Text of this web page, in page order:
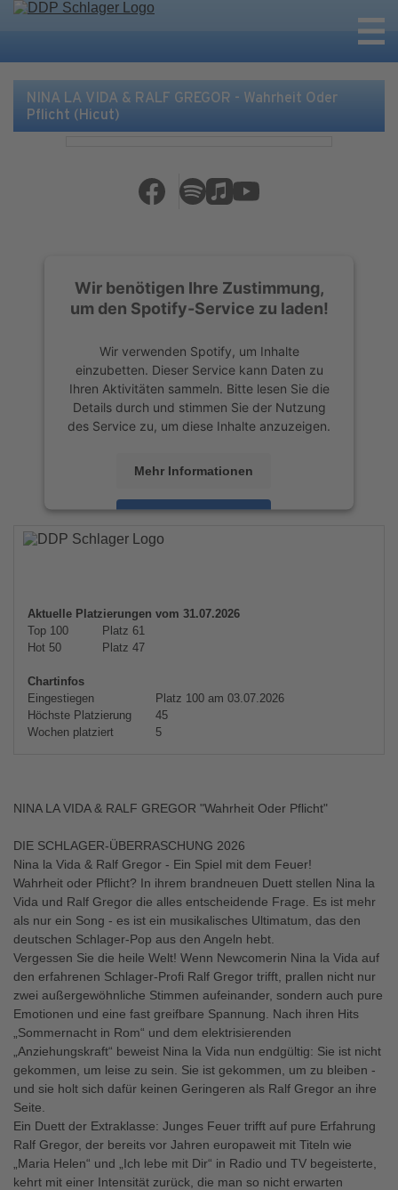
NINA LA VIDA & RALF GREGOR - Wahrheit Oder
Pflicht (Hicut)
Wir benötigen Ihre Zustimmung,
um den Spotify-Service zu laden!
Wir verwenden Spotify, um Inhalte
einzubetten. Dieser Service kann Daten zu
Ihren Aktivitäten sammeln. Bitte lesen Sie die
Details durch und stimmen Sie der Nutzung
des Service zu, um diese Inhalte anzuzeigen.
Mehr Informationen
Akzeptieren
powered by
Aktuelle Platzierungen vom 31.07.2026
Top 100
Platz 61
Hot 50
Platz 47
Chartinfos
Eingestiegen
Platz 100 am 03.07.2026
Höchste Platzierung
45
Wochen platziert
5
NINA LA VIDA & RALF GREGOR "Wahrheit Oder Pflicht"
DIE SCHLAGER-ÜBERRASCHUNG 2026
Nina la Vida & Ralf Gregor - Ein Spiel mit dem Feuer!
Wahrheit oder Pflicht? In ihrem brandneuen Duett stellen Nina la
Vida und Ralf Gregor die alles entscheidende Frage. Es ist mehr
als nur ein Song - es ist ein musikalisches Ultimatum, das den
deutschen Schlager-Pop aus den Angeln hebt.
Vergessen Sie die heile Welt! Wenn Newcomerin Nina la Vida auf
den erfahrenen Schlager-Profi Ralf Gregor trifft, prallen nicht nur
zwei außergewöhnliche Stimmen aufeinander, sondern auch pure
Emotionen und eine fast greifbare Spannung. Nach ihren Hits
„Sommernacht in Rom“ und dem elektrisierenden
„Anziehungskraft“ beweist Nina la Vida nun endgültig: Sie ist nicht
gekommen, um leise zu sein. Sie ist gekommen, um zu bleiben -
und sie holt sich dafür keinen Geringeren als Ralf Gregor an ihre
Seite.
Ein Duett der Extraklasse: Junges Feuer trifft auf pure Erfahrung
Ralf Gregor, der bereits vor Jahren europaweit mit Titeln wie
„Maria Helen“ und „Ich lebe mit Dir“ in Radio und TV begeisterte,
kehrt mit einer Intensität zurück, die man so nicht erwarten